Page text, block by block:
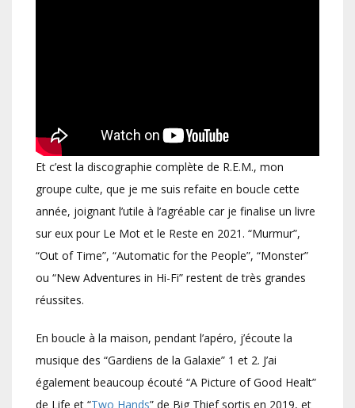
Et c’est la discographie complète de R.E.M., mon
groupe culte, que je me suis refaite en boucle cette
année, joignant l’utile à l’agréable car je finalise un livre
sur eux pour Le Mot et le Reste en 2021. “Murmur”,
“Out of Time”, “Automatic for the People”, “Monster”
ou “New Adventures in Hi-Fi” restent de très grandes
réussites.
En boucle à la maison, pendant l’apéro, j’écoute la
musique des “Gardiens de la Galaxie” 1 et 2. J’ai
également beaucoup écouté “A Picture of Good Healt”
de Life et “Two Hands” de Big Thief sortis en 2019, et